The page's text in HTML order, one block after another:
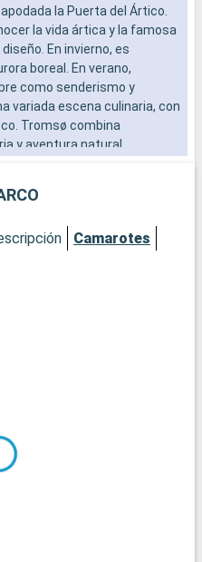
la Puerta del Ártico.
la vida ártica y la famosa
En invierno, es
boreal. En verano,
como senderismo y
variada escena culinaria, con
Tromsø combina
y aventura natural,
Camarotes